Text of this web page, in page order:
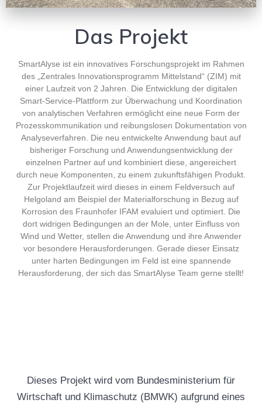
Das Projekt
SmartAlyse ist ein innovatives Forschungsprojekt im Rahmen
des „Zentrales Innovationsprogramm Mittelstand“ (ZIM) mit
einer Laufzeit von 2 Jahren. Die Entwicklung der digitalen
Smart-Service-Plattform zur Überwachung und Koordination
von analytischen Verfahren ermöglicht eine neue Form der
Prozesskommunikation und reibungslosen Dokumentation von
Analyseverfahren. Die neu entwickelte Anwendung baut auf
bisheriger Forschung und Anwendungsentwicklung der
einzelnen Partner auf und kombiniert diese, angereichert
durch neue Komponenten, zu einem zukunftsfähigen Produkt.
Zur Projektlaufzeit wird dieses in einem Feldversuch auf
Helgoland am Beispiel der Materialforschung in Bezug auf
Korrosion des Fraunhofer IFAM evaluiert und optimiert. Die
dort widrigen Bedingungen an der Mole, unter Einfluss von
Wind und Wetter, stellen die Anwendung und ihre Anwender
vor besondere Herausforderungen. Gerade dieser Einsatz
unter harten Bedingungen im Feld ist eine spannende
Herausforderung, der sich das SmartAlyse Team gerne stellt!
Dieses Projekt wird vom Bundesministerium für
Wirtschaft und Klimaschutz (BMWK) aufgrund eines